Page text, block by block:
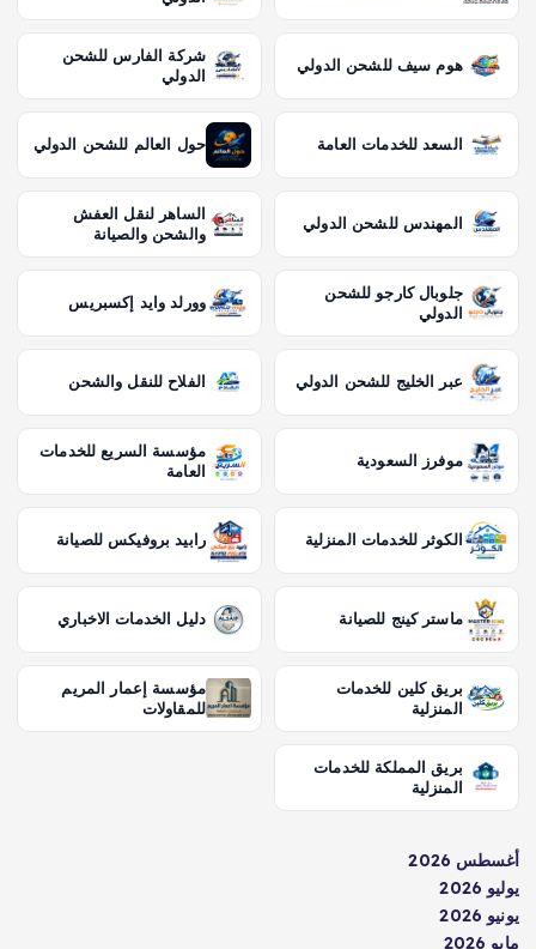
هوم سيف للشحن الدولي
شركة الفارس للشحن
الدولي
السعد للخدمات العامة حول العالم للشحن الدولي
المهندس للشحن الدولي
الساهر لنقل العفش
والشحن والصيانة
جلوبال كارجو للشحن
الدولي
وورلد وايد إكسبريس
عبر الخليج للشحن الدولي الفلاح للنقل والشحن
موفرز السعودية
مؤسسة السريع للخدمات
العامة
الكوثر للخدمات المنزلية رابيد بروفيكس للصيانة
ماستر كينج للصيانة دليل الخدمات الاخباري
بريق كلين للخدمات
المنزلية
مؤسسة إعمار المريم
للمقاولات
بريق المملكة للخدمات
المنزلية
أغسطس 2026
يوليو 2026
يونيو 2026
مايو 2026